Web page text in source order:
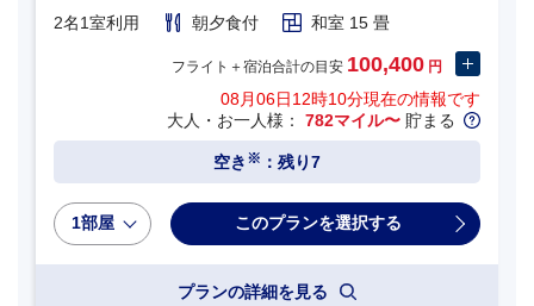
2名1室利用 朝夕食付 和室 15 畳
フライト＋宿泊合計の目安 100,400 円
08月06日12時10分現在の情報です
大人・お一人様： 782マイル〜 貯まる
空き ※ ：残り7
1部屋
プランの詳細を見る